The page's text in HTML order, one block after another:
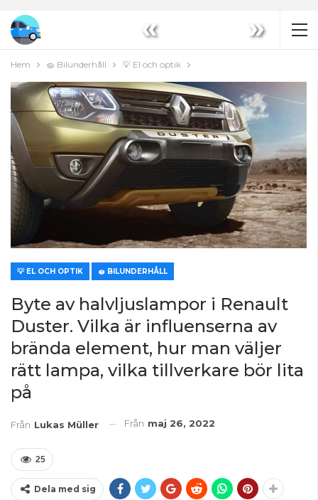
« »
Hem 🧽 Bilunderhåll 💡 El och optik
💡 EL OCH OPTIK 🧽 BILUNDERHÅLL
Byte av halvljuslampor i Renault
Duster. Vilka är influenserna av
brända element, hur man väljer
rätt lampa, vilka tillverkare bör lita
på
Från Lukas Müller Från maj 26, 2022
25
Dela med sig